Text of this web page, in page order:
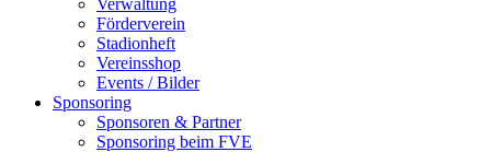
Verwaltung
Förderverein
Stadionheft
Vereinsshop
Events / Bilder
Sponsoring
Sponsoren & Partner
Sponsoring beim FVE